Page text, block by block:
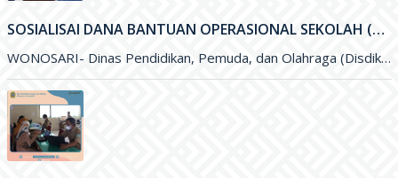
SOSIALISAI DANA BANTUAN OPERASIONAL SEKOLAH (BOS) KINERJA TAHUN 2021
WONOSARI- Dinas Pendidikan, Pemuda, dan Olahraga (Disdikpora) Kabupaten Gunungkidul melalui Subbagian Perencanaan menyelengarakan kegiatan Sosialisai Dana Bantuan Operasional Sekolah (BOS